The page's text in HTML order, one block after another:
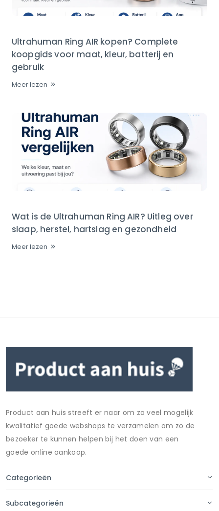
Ultrahuman Ring AIR kopen? Complete
koopgids voor maat, kleur, batterij en
gebruik
Meer lezen
Wat is de Ultrahuman Ring AIR? Uitleg over
slaap, herstel, hartslag en gezondheid
Meer lezen
Product aan huis streeft er naar om zo veel mogelijk
kwalitatief goede webshops te verzamelen om zo de
bezoeker te kunnen helpen bij het doen van een
goede online aankoop.
Categorieën
Subcategorieën